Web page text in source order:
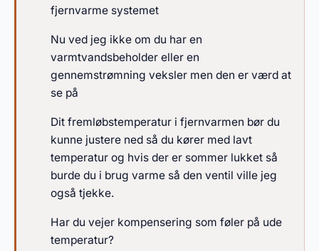
fjernvarme systemet
Nu ved jeg ikke om du har en
varmtvandsbeholder eller en
gennemstrømning veksler men den er værd at
se på
Dit fremløbstemperatur i fjernvarmen bør du
kunne justere ned så du kører med lavt
temperatur og hvis der er sommer lukket så
burde du i brug varme så den ventil ville jeg
også tjekke.
Har du vejer kompensering som føler på ude
temperatur?